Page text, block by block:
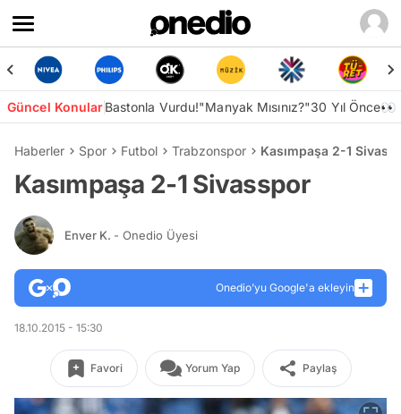
Güncel KonularBastonla Vurdu!"Manyak Mısınız?"30 Yıl Önce👀
Haberler Spor Futbol Trabzonspor Kasımpaşa 2-1
Kasımpaşa 2-1 Sivasspor
Enver K. - Onedio Üyesi
Onedio’yu Google'a ekleyin
18.10.2015 - 15:30
Favori Yorum Yap Paylaş